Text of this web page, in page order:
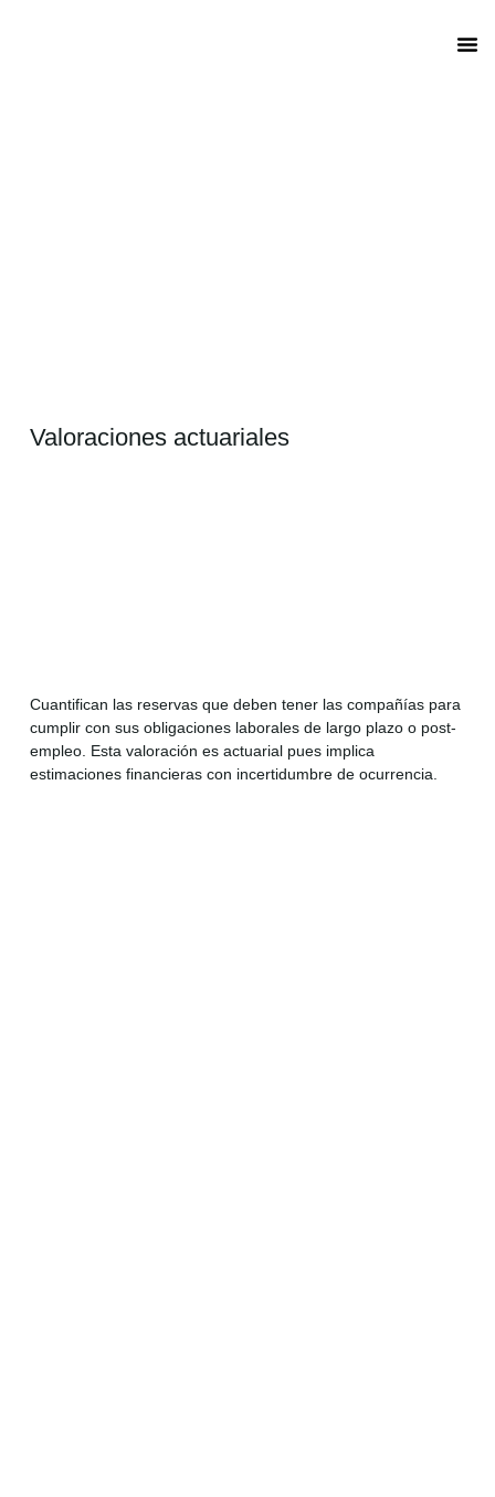
Valoraciones actuariales
Cuantifican las reservas que deben tener las compañías para
cumplir con sus obligaciones laborales de largo plazo o post-
empleo. Esta valoración es actuarial pues implica
estimaciones financieras con incertidumbre de ocurrencia.